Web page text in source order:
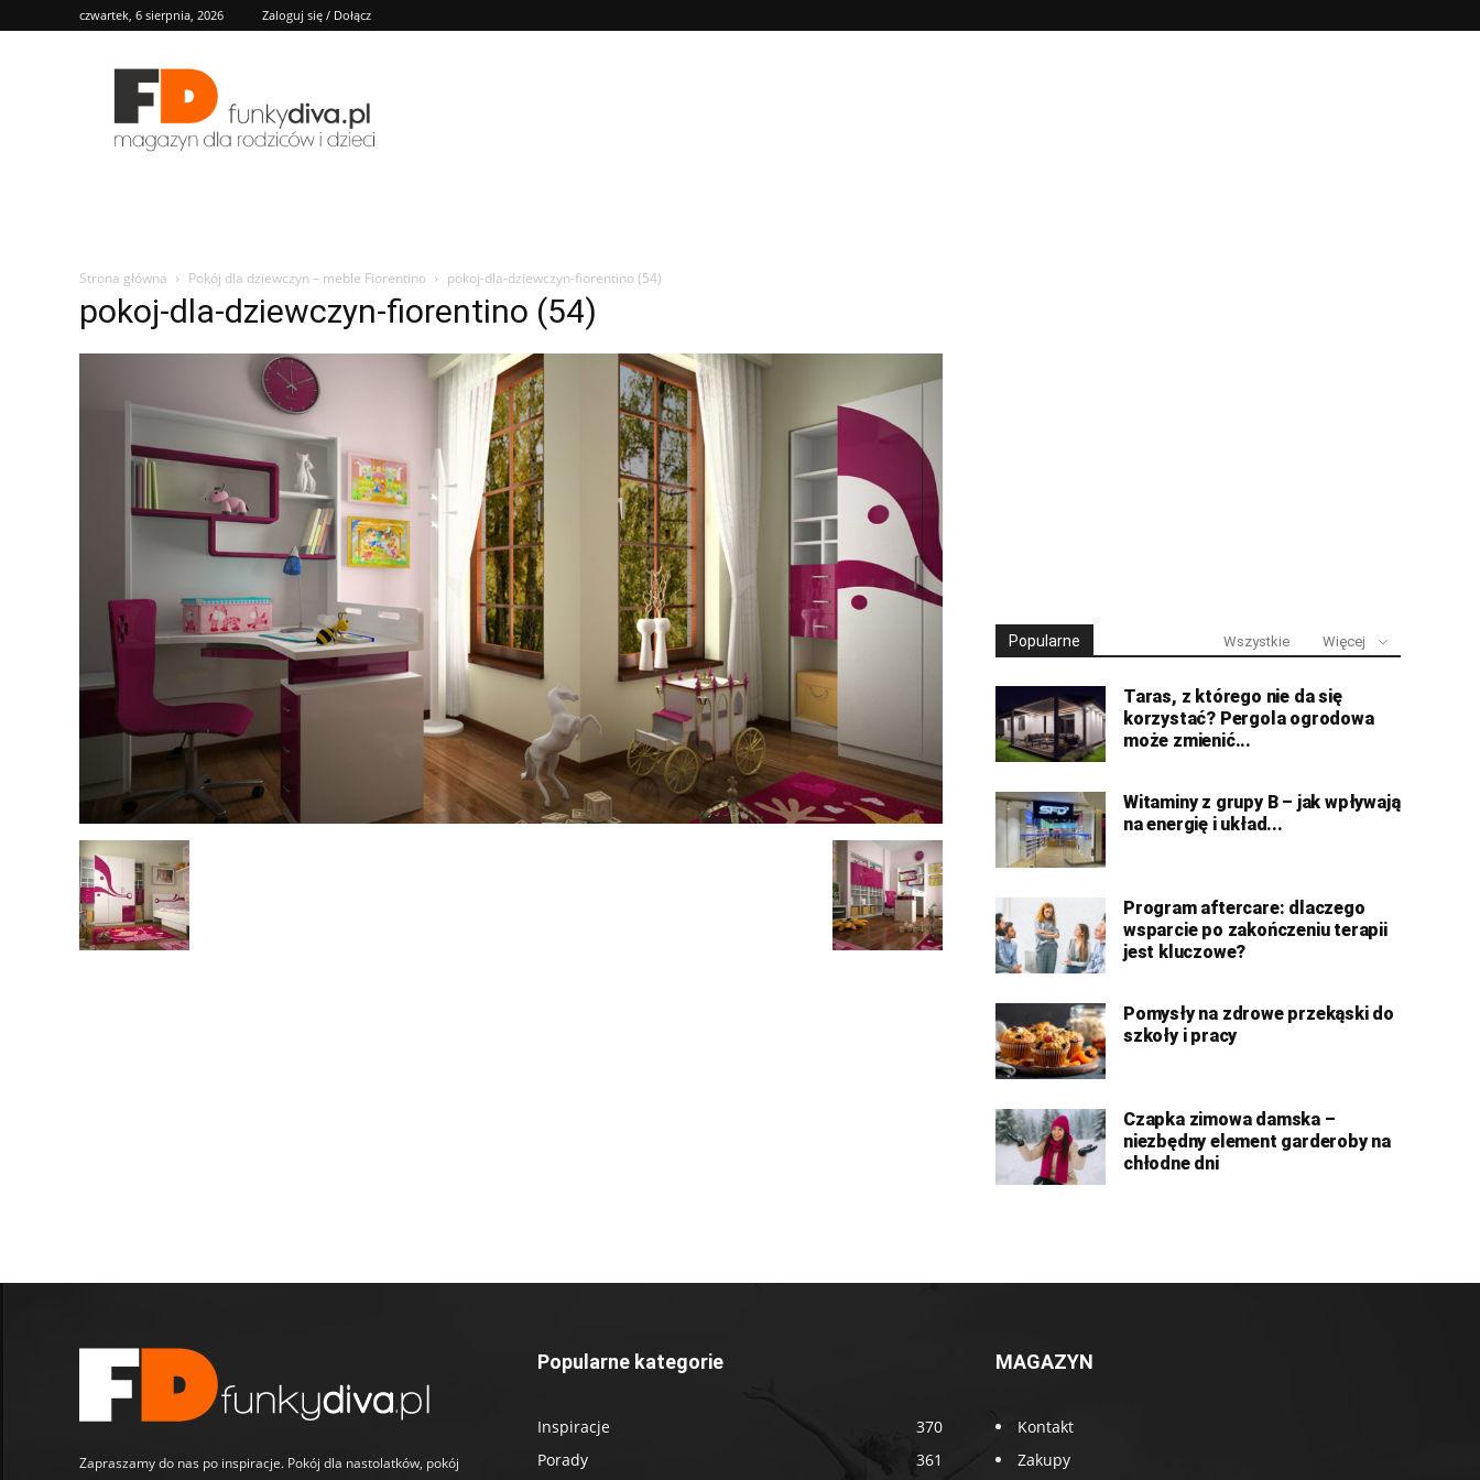
czwartek, 6 sierpnia, 2026 Zaloguj się / Dołącz
FD
Strona główna Pokój dla dziewczyn – meble Fiorentino pokoj-dla-dziewczyn-fiorentino (54)
pokoj-dla-dziewczyn-fiorentino (54)
Popularne Wszystkie Więcej
Taras, z którego nie da się
korzystać? Pergola ogrodowa
może zmienić...
Witaminy z grupy B – jak wpływają
na energię i układ...
Program aftercare: dlaczego
wsparcie po zakończeniu terapii
jest kluczowe?
Pomysły na zdrowe przekąski do
szkoły i pracy
Czapka zimowa damska –
niezbędny element garderoby na
chłodne dni
Zapraszamy do nas po inspiracje. Pokój dla nastolatków, pokój
Popularne kategorie
Inspiracje
370
Porady
361
MAGAZYN
Kontakt
Zakupy